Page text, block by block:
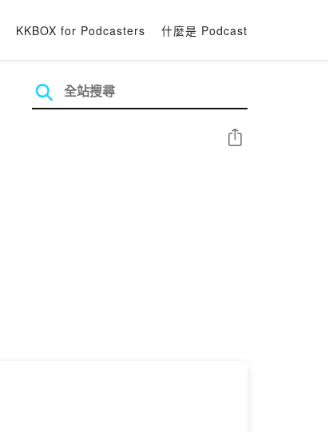
KKBOX for Podcasters 什麼是 Podcast
分享